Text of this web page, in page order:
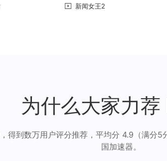
新闻女王2
为什么大家力
得到数万用户评分推荐，平均分 4.9（满分
国加速器。